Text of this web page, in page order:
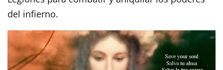
del infierno.